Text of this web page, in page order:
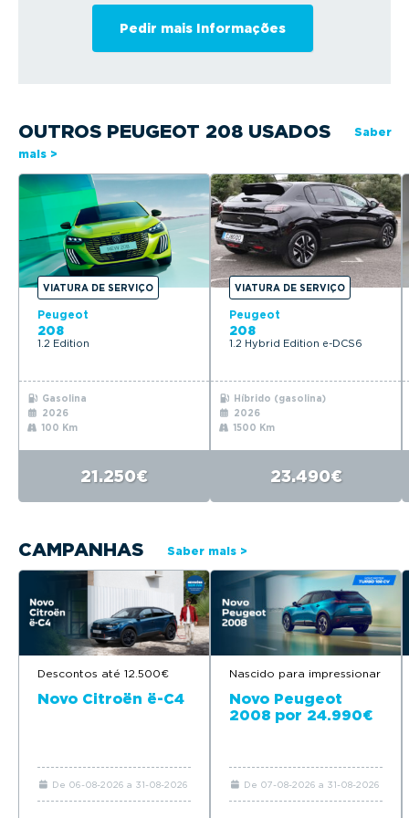
OUTROS PEUGEOT 208 USADOS
Saber
mais >
VIATURA DE SERVIÇO
Peugeot
208
1.2 Edition
Gasolina
2026
100 Km
21.250€
VIATURA DE SERVIÇO
Peugeot
208
1.2 Hybrid Edition e-DCS6
Híbrido (gasolina)
2026
1500 Km
23.490€
CAMPANHAS Saber mais >
Descontos até 12.500€
Novo Citroën ë-C4
De 06-08-2026 a 31-08-2026
Nascido para impressionar
Novo Peugeot
2008 por 24.990€
De 07-08-2026 a 31-08-2026